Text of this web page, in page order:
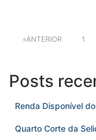
Paginação
posts
ANTERIOR 1
Posts
Renda Disponível
Quarto Corte da